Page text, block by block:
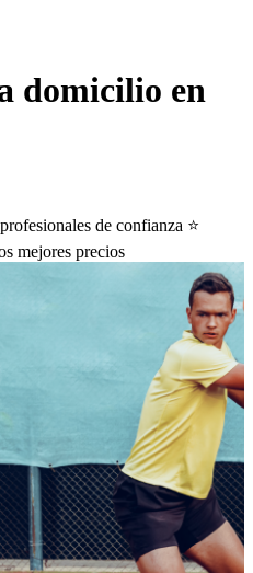
domicilio en
de confianza ⭐️
mejores precios